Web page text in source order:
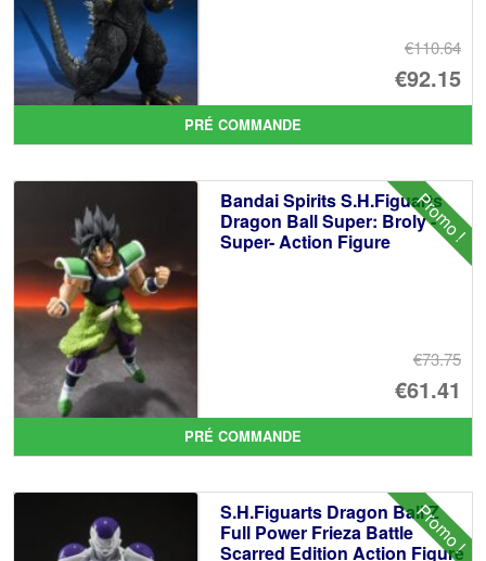
€110.64
Le
€92.15
Le
PRÉ COMMANDE
Promo !
Bandai Spirits S.H.Figuarts
Dragon Ball Super: Broly -
Super- Action Figure
€73.75
€61.41
Le
PRÉ COMMANDE
Promo !
S.H.Figuarts Dragon Ball Z
Full Power Frieza Battle
Scarred Edition Action Figure